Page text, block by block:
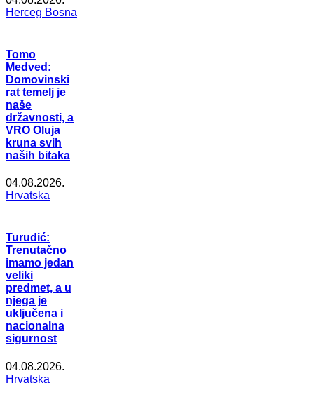
Herceg Bosna
Tomo
Medved:
Domovinski
rat temelj je
naše
državnosti, a
VRO Oluja
kruna svih
naših bitaka
04.08.2026.
Hrvatska
Turudić:
Trenutačno
imamo jedan
veliki
predmet, a u
njega je
uključena i
nacionalna
sigurnost
04.08.2026.
Hrvatska